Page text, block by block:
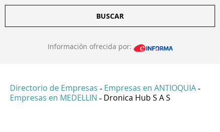
BUSCAR
Información ofrecida por:
Directorio de Empresas - Empresas en ANTIOQUIA -
Empresas en MEDELLIN - Dronica Hub S A S